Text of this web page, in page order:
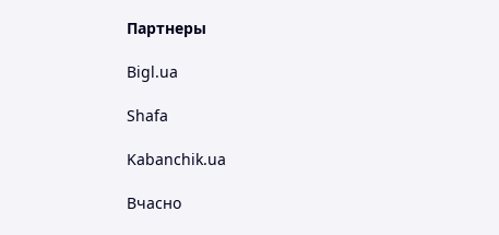
Партнеры
Bigl.ua
Shafa
Kabanchik.ua
Вчасно